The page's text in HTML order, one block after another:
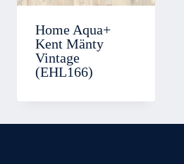
Home Aqua+
Kent Mänty
Vintage
(EHL166)